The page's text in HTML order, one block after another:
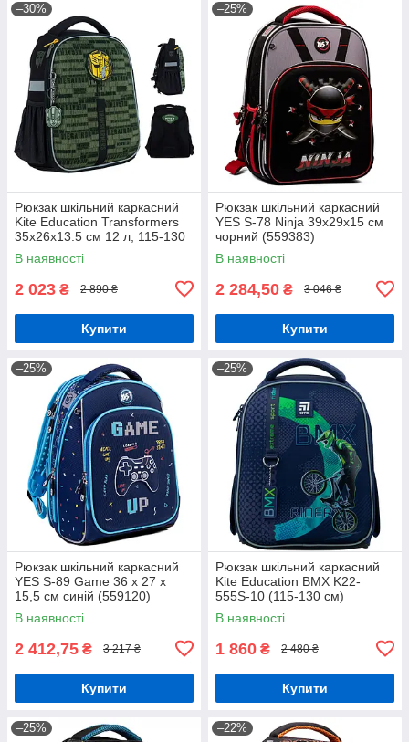
–30%
Рюкзак шкільний каркасний
Kite Education Transformers
35x26x13.5 см 12 л, 115-130
см (TF24-555S)
В наявності
2 023 ₴ 2 890 ₴
Купити
–25%
Рюкзак шкільний каркасний
YES S-78 Ninja 39х29х15 см
чорний (559383)
В наявності
2 284,50 ₴ 3 046 ₴
Купити
–25%
Рюкзак шкільний каркасний
YES S-89 Game 36 x 27 x
15,5 см синій (559120)
В наявності
2 412,75 ₴ 3 217 ₴
Купити
–25%
Рюкзак шкільний каркасний
Kite Education BMX K22-
555S-10 (115-130 см)
В наявності
1 860 ₴ 2 480 ₴
Купити
–25% –22%